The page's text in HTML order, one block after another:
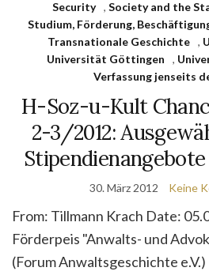
Security
, Society and the
Studium, Förderung,
Transnationale Geschichte ,
Universität Göttingen
,
Verfassung jenseits
H-Soz-u-Kult
2-3/2012:
Stipendienangebote
30. März 2012 Keine
From: Tillmann Krach Date:
Förderpeis "Anwalts- und
(Forum Anwaltsgeschichte